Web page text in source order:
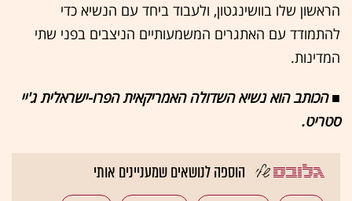
הראשון שלו בוושינגטון, ולעבוד ביחד עם הנשיא כדי
להתמודד עם האתגרים המשמעותיים הניצבים בפני שתי
המדינות.
■ הכותב הוא נשיא השדולה האמריקאית הפרו-ישראלית ג'יי
סטריט.
הוספה לנושאים שמעניינים אותי